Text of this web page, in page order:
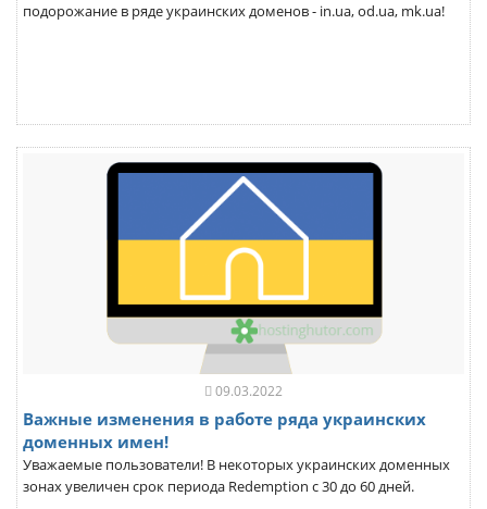
подорожание в ряде украинских доменов - in.ua, od.ua, mk.ua!
09.03.2022
Важные изменения в работе ряда украинских
доменных имен!
Уважаемые пользователи! В некоторых украинских доменных
зонах увеличен срок периода Redemption с 30 до 60 дней.